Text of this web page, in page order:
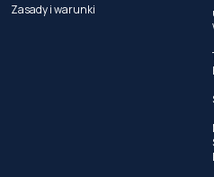
Zasady i warunki